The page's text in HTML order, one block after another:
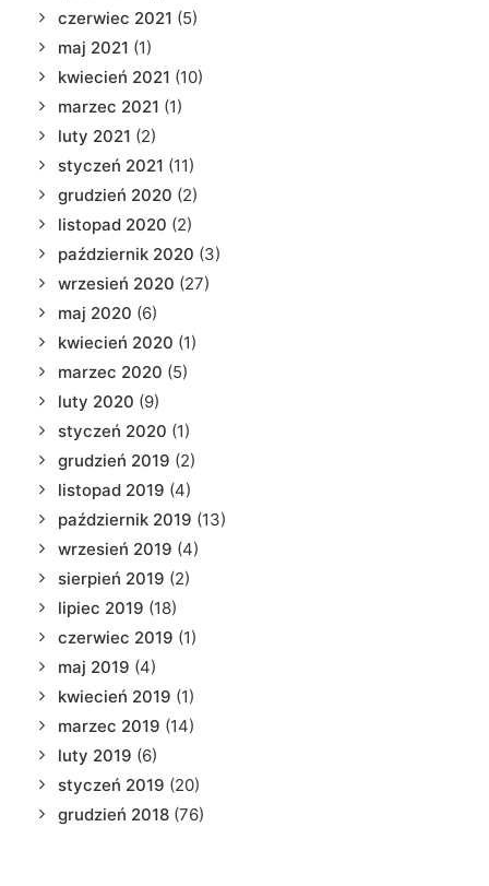
czerwiec 2021 (5)
maj 2021 (1)
kwiecień 2021 (10)
marzec 2021 (1)
luty 2021 (2)
styczeń 2021 (11)
grudzień 2020 (2)
listopad 2020 (2)
październik 2020 (3)
wrzesień 2020 (27)
maj 2020 (6)
kwiecień 2020 (1)
marzec 2020 (5)
luty 2020 (9)
styczeń 2020 (1)
grudzień 2019 (2)
listopad 2019 (4)
październik 2019 (13)
wrzesień 2019 (4)
sierpień 2019 (2)
lipiec 2019 (18)
czerwiec 2019 (1)
maj 2019 (4)
kwiecień 2019 (1)
marzec 2019 (14)
luty 2019 (6)
styczeń 2019 (20)
grudzień 2018 (76)